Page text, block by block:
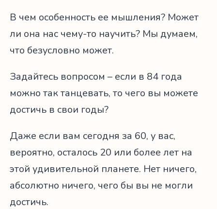
В чем особенность ее мышления? Может
ли она нас чему-то научить? Мы думаем,
что безусловно может.
Задайтесь вопросом – если в 84 года
можно так танцевать, то чего вы можете
достичь в свои годы?
Даже если вам сегодня за 60, у вас,
вероятно, осталось 20 или более лет на
этой удивительной планете. Нет ничего,
абсолютно ничего, чего бы вы не могли
достичь.